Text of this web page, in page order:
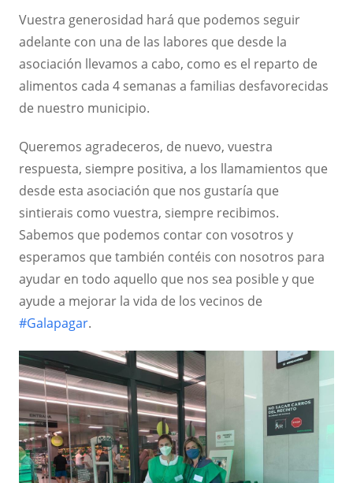
Vuestra generosidad hará que podemos seguir
adelante con una de las labores que desde la
asociación llevamos a cabo, como es el reparto de
alimentos cada 4 semanas a familias desfavorecidas
de nuestro municipio.
Queremos agradeceros, de nuevo, vuestra
respuesta, siempre positiva, a los llamamientos que
desde esta asociación que nos gustaría que
sintierais como vuestra, siempre recibimos.
Sabemos que podemos contar con vosotros y
esperamos que también contéis con nosotros para
ayudar en todo aquello que nos sea posible y que
ayude a mejorar la vida de los vecinos de
#Galapagar.